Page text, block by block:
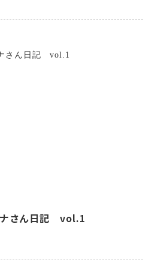
さん日記 vol.1